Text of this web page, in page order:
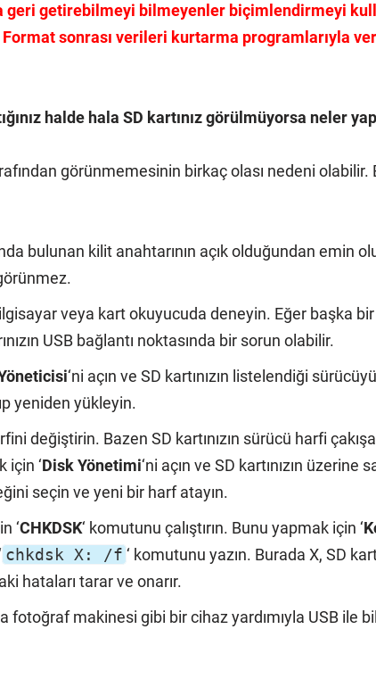
getirebilmeyi bilmeyenler biçimlendirmeyi
sonrası verileri kurtarma programlarıyla
halde hala SD kartınız görülmüyorsa neler
görünmemesinin birkaç olası nedeni olabilir.
bulunan kilit anahtarının açık olduğundan emin
veya kart okuyucuda deneyin. Eğer başka
USB bağlantı noktasında bir sorun olabilir.
‘ni açın ve SD kartınızın listelendiği
yeniden yükleyin.
değiştirin. Bazen SD kartınızın sürücü harfi
için ‘Disk Yönetimi‘ni açın ve SD kartınızın üzerine
seçin ve yeni bir harf atayın.
‘CHKDSK‘ komutunu çalıştırın. Bunu yapmak için ‘
chkdsk X: /f ‘ komutunu yazın. Burada X, SD
hataları tarar ve onarır.
fotoğraf makinesi gibi bir cihaz yardımıyla USB ile